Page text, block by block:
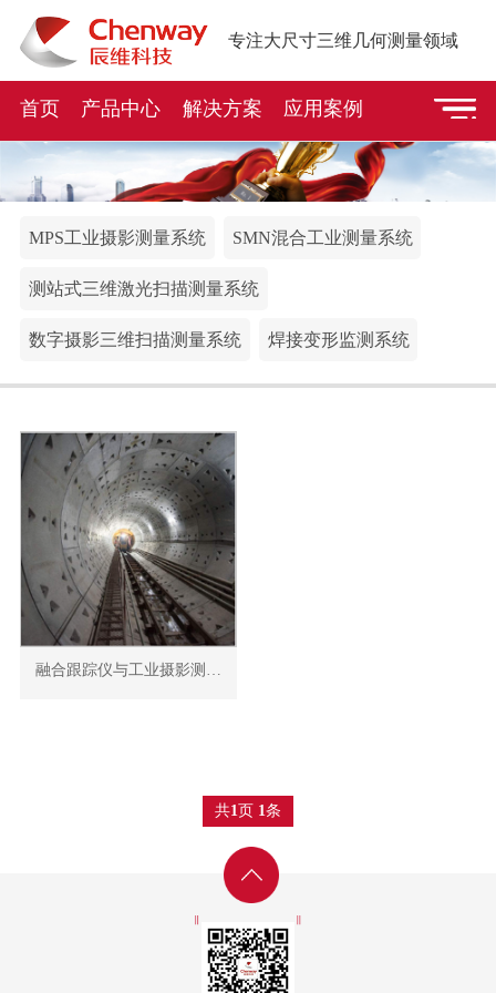
专注大尺寸三维几何测量领域
首页 产品中心 解决方案 应用案例
MPS工业摄影测量系统 SMN混合工业测量系统
测站式三维激光扫描测量系统
数字摄影三维扫描测量系统 焊接变形监测系统
融合跟踪仪与工业摄影测量技术的盾构机体圆度直径检测
共1页 1条